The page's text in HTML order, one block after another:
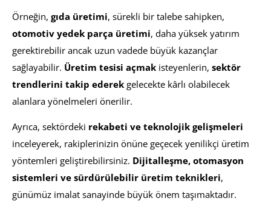
Örneğin, gıda üretimi, sürekli bir talebe sahipken,
otomotiv yedek parça üretimi, daha yüksek yatırım
gerektirebilir ancak uzun vadede büyük kazançlar
sağlayabilir. Üretim tesisi açmak isteyenlerin, sektör
trendlerini takip ederek gelecekte kârlı olabilecek
alanlara yönelmeleri önerilir.
Ayrıca, sektördeki rekabeti ve teknolojik gelişmeleri
inceleyerek, rakiplerinizin önüne geçecek yenilikçi üretim
yöntemleri geliştirebilirsiniz. Dijitalleşme, otomasyon
sistemleri ve sürdürülebilir üretim teknikleri,
günümüz imalat sanayinde büyük önem taşımaktadır.